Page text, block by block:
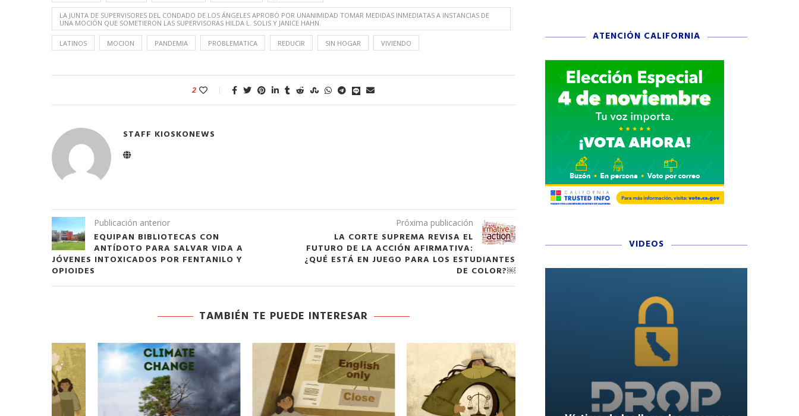
LA JUNTA DE SUPERVISORES DEL CONDADO DE LOS ÁNGELES APROBÓ POR UNANIMIDAD TOMAR MEDIDAS INMEDIATAS A INSTANCIAS DE
UNA MOCIÓN QUE SOMETIERON LAS SUPERVISORAS HILDA L. SOLIS Y JANICE HAHN.
LATINOS MOCION PANDEMIA PROBLEMATICA REDUCIR SIN HOGAR VIVIENDO
2
STAFF KIOSKONEWS
Publicación anterior
EQUIPAN BIBLIOTECAS CON
ANTÍDOTO PARA SALVAR VIDA A
JÓVENES INTOXICADOS POR FENTANILO Y
OPIOIDES
Próxima publicación
LA CORTE SUPREMA REVISA EL
FUTURO DE LA ACCIÓN AFIRMATIVA:
¿QUÉ ESTÁ EN JUEGO PARA LOS ESTUDIANTES
DE COLOR?￼
TAMBIÉN TE PUEDE INTERESAR
ATENCIÓN CALIFORNIA
VIDEOS